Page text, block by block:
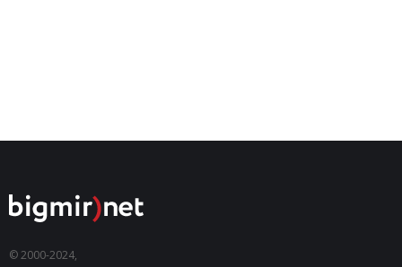
© 2000-2024,